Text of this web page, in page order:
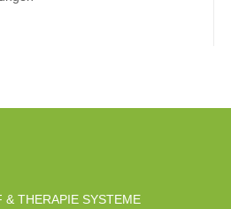
& THERAPIE SYSTEME